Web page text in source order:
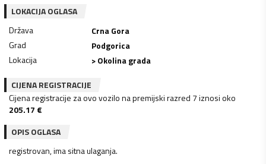
LOKACIJA OGLASA
Država
Crna Gora
Grad
Podgorica
Lokacija
> Okolina grada
CIJENA REGISTRACIJE
Cijena registracije za ovo vozilo na premijski razred 7 iznosi oko
205.17 €
OPIS OGLASA
registrovan, ima sitna ulaganja.